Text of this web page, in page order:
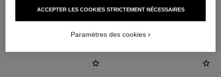
L'ACCORD PARFAIT
ACCEPTER LES COOKIES STRICTEMENT NÉCESSAIRES
Paramètres des cookies